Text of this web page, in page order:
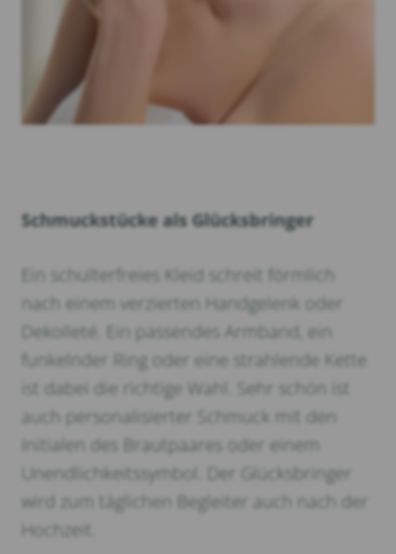
Schmuckstücke als Glücksbringer
Ein schulterfreies Kleid schreit förmlich
nach einem verzierten Handgelenk oder
Dekolleté. Ein passendes Armband, ein
funkelnder Ring oder eine strahlende Kette
ist dabei die richtige Wahl. Sehr schön ist
auch personalisierter Schmuck mit den
Initialen des Brautpaares oder einem
Unendlichkeitssymbol. Der Glücksbringer
wird zum täglichen Begleiter auch nach der
Hochzeit.